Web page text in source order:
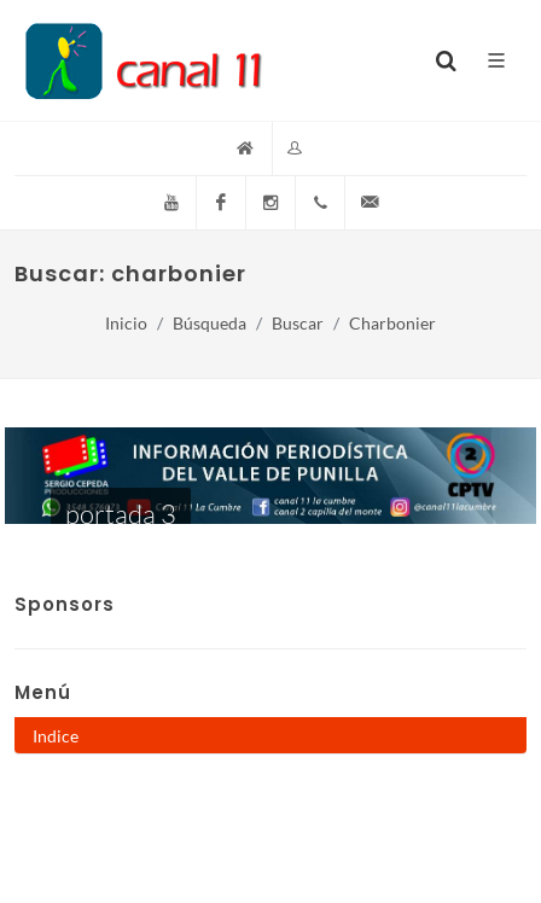
YouTube FacebookInstagram(+54)(9)3548-576073
Buscar: charbonier
Inicio Búsqueda Buscar Charbonier
portada 3
Sponsors
Menú
Indice